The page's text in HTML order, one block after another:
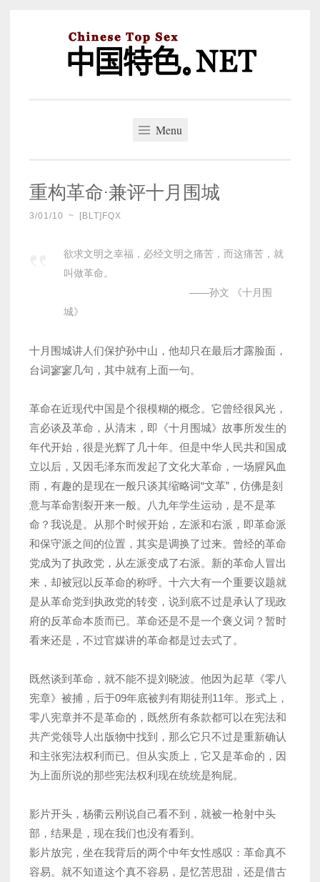
Menu
重构革命·兼评十月围城
3/01/10 ~ [BLT]FQX
欲求文明之幸福，必经文明之痛苦，而这痛苦，就
叫做革命。
——孙文 《十月围
城》
十月围城讲人们保护孙中山，他却只在最后才露脸面，
台词寥寥几句，其中就有上面一句。
革命在近现代中国是个很模糊的概念。它曾经很风光，
言必谈及革命，从清末，即《十月围城》故事所发生的
年代开始，很是光辉了几十年。但是中华人民共和国成
立以后，又因毛泽东而发起了文化大革命，一场腥风血
雨，有趣的是现在一般只谈其缩略词“文革”，仿佛是刻
意与革命割裂开来一般。八九年学生运动，是不是革
命？我说是。从那个时候开始，左派和右派，即革命派
和保守派之间的位置，其实是调换了过来。曾经的革命
党成为了执政党，从左派变成了右派。新的革命人冒出
来，却被冠以反革命的称呼。十六大有一个重要议题就
是从革命党到执政党的转变，说到底不过是承认了现政
府的反革命本质而已。革命还是不是一个褒义词？暂时
看来还是，不过官媒讲的革命都是过去式了。
既然谈到革命，就不能不提刘晓波。他因为起草《零八
宪章》被捕，后于09年底被判有期徒刑11年。形式上，
零八宪章并不是革命的，既然所有条款都可以在宪法和
共产党领导人出版物中找到，那么它只不过是重新确认
和主张宪法权利而已。但从实质上，它又是革命的，因
为上面所说的那些宪法权利现在统统是狗屁。
影片开头，杨衢云刚说自己看不到，就被一枪射中头
部，结果是，现在我们也没有看到。
影片放完，坐在我背后的两个中年女性感叹：革命真不
容易。就不知道这个真不容易，是忆苦思甜，还是借古